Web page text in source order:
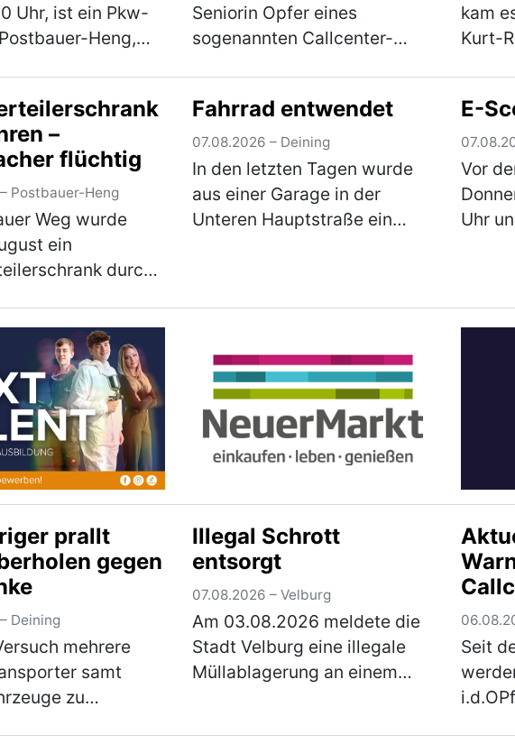
Uhr, ist ein Pkw-
Heng,
geflüchtet.
stieß ein
(mehr)
Seniorin Opfer eines
sogenannten Callcenter-
ihre Bankkarte samt PIN an
eine unbekannte Person.
Anschließend kam es zu
einer…(mehr)
kam
Kurt-
(mehr)
–
flüchtig
Postbauer-Heng
Weg wurde
ein
durch
sich unerlaubt von
ohne sich um
Fahrrad entwendet
07.08.2026 – Deining
In den letzten Tagen wurde
aus einer Garage in der
Unteren Hauptstraße ein
E-
Vor
Uhr
prallt
gegen
Deining
mehrere
samt
zu
Illegal Schrott
entsorgt
07.08.2026 – Velburg
Am 03.08.2026 meldete die
Stadt Velburg eine illegale
Müllablagerung an einem
im
Seit